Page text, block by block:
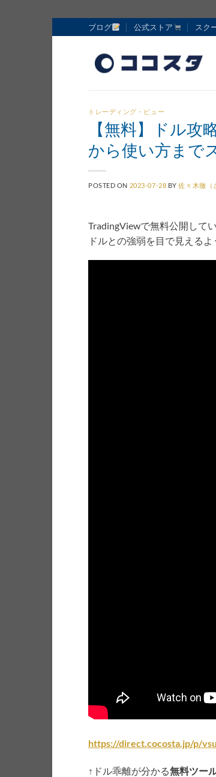
to
ブログ 公式ストア スク
トレーディング・ビュー
【無料】ドル
から使い方まで
POSTED ON 2023-07-28 BY佐々木徹（
TradingViewで無料公開して
ドルとの強弱を目で見える
https://direct.cocosta.jp/p/
↑ドル乖離が分かる無料ツー